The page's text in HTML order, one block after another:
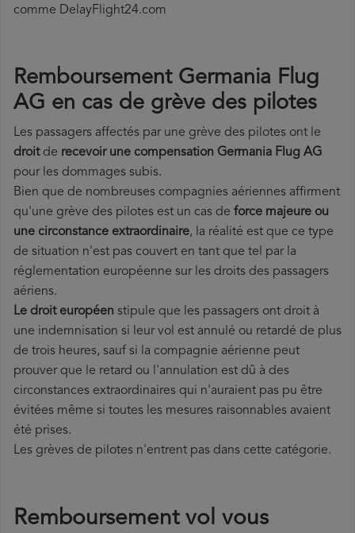
comme DelayFlight24.com
Remboursement Germania Flug
AG en cas de grève des pilotes
Les passagers affectés par une grève des pilotes ont le
droitde recevoir une compensation Germania Flug AG
pour les dommages subis.
Bien que de nombreuses compagnies aériennes affirment
qu'une grève des pilotes est un cas de force majeure ou
une circonstance extraordinaire, la réalité est que ce type
de situation n'est pas couvert en tant que tel par la
réglementation européenne sur les droits des passagers
aériens.
Le droit européen stipule que les passagers ont droit à
une indemnisation si leur vol est annulé ou retardé de plus
de trois heures, sauf si la compagnie aérienne peut
prouver que le retard ou l'annulation est dû à des
circonstances extraordinaires qui n'auraient pas pu être
évitées même si toutes les mesures raisonnables avaient
été prises.
Les grèves de pilotes n'entrent pas dans cette catégorie.
Remboursement vol vous